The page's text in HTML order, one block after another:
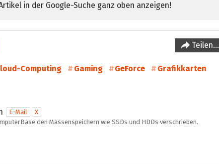
in der Google-Suche ganz oben anzeigen!
Teilen…
Computing Gaming GeForce
Grafikkarten
E-Mail
X
den Massenspeichern wie SSDs und HDDs verschrieben.